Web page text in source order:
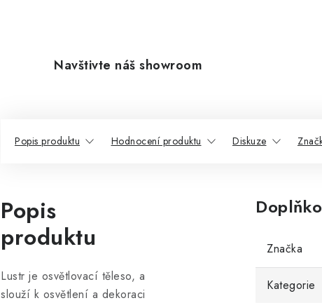
Navštivte náš showroom
Popis produktu Hodnocení produktu Diskuze
Popis
produktu
Lustr je osvětlovací těleso, a
slouží k osvětlení a dekoraci
Značka
Kategorie